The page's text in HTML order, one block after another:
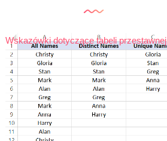
Wskazówki dotyczące tabeli przestawnej